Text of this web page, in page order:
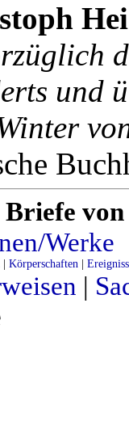
und
Briefe
Werke
Körperschaften
|